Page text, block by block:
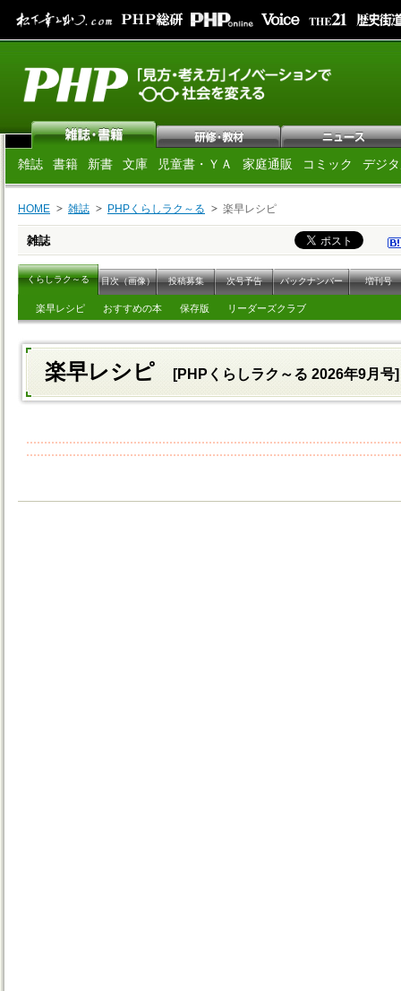
雑誌 書籍 新書 文庫 児童書・ＹＡ 家庭通販 コミック デジ
HOME 雑誌 PHPくらしラク～る 楽早レシピ
雑誌
くらしラク～る 目次（画像） 投稿募集 次号予告 バックナンバー 増刊号
楽早レシピ おすすめの本 保存版 リーダーズクラブ
楽早レシピ [PHPくらしラク～る 2026年9月号]